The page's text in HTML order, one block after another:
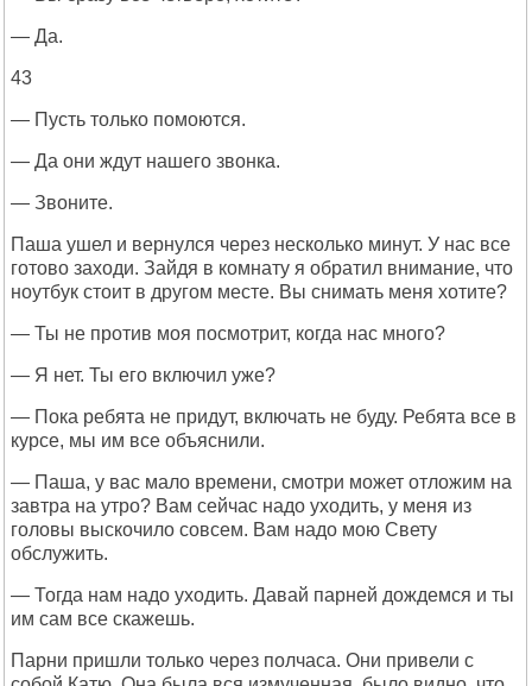
— Да.
43
— Пусть только помоются.
— Да они ждут нашего звонка.
— Звоните.
Паша ушел и вернулся через несколько минут. У нас все
готово заходи. Зайдя в комнату я обратил внимание, что
ноутбук стоит в другом месте. Вы снимать меня хотите?
— Ты не против моя посмотрит, когда нас много?
— Я нет. Ты его включил уже?
— Пока ребята не придут, включать не буду. Ребята все в
курсе, мы им все объяснили.
— Паша, у вас мало времени, смотри может отложим на
завтра на утро? Вам сейчас надо уходить, у меня из
головы выскочило совсем. Вам надо мою Свету
обслужить.
— Тогда нам надо уходить. Давай парней дождемся и ты
им сам все скажешь.
Парни пришли только через полчаса. Они привели с